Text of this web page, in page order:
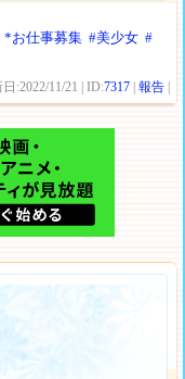
*お仕事募集 #美少女 #
日:2022/11/21 | ID:7317 |報告